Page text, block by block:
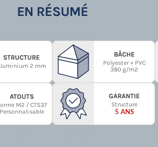
EN RÉSUMÉ
STRUCTURE
2 mm
BÂCHE
Polyester + PVC
380 g/m2
ATOUTS
M2 / CTS37
Personnalisable
GARANTIE
Structure
5 ANS